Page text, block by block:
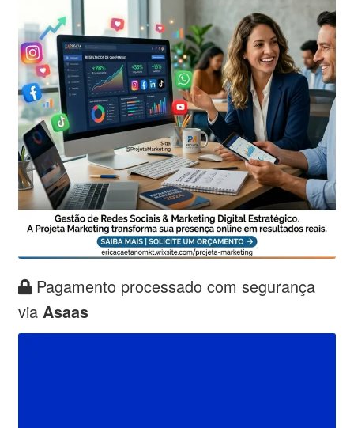
Pagamento processado com segurança
via Asaas